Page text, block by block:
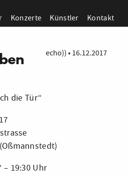
Konzerte Künstler Kontakt
echo))•16.12.2017
die Tür“
– 19:30 Uhr